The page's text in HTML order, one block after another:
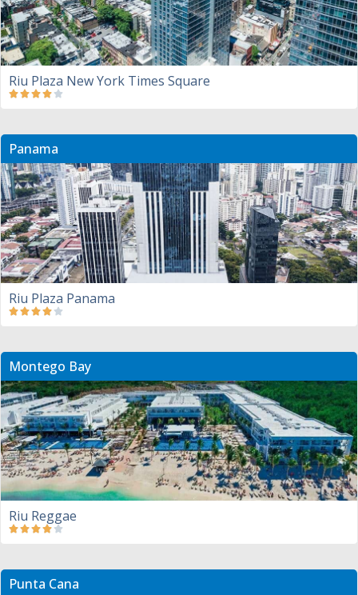
Riu Plaza New York Times Square
Panama
Riu Plaza Panama
Montego Bay
Riu Reggae
Punta Cana